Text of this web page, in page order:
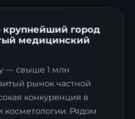
крупнейший город
медицинский
— свыше 1 млн
рынок частной
конкуренция в
косметологии. Рядом